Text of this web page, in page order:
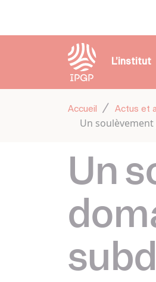
L’institut
Accueil Actus et
Un
Un